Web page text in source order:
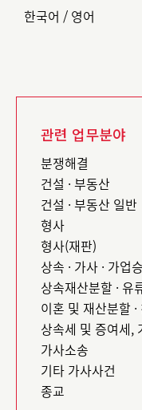
한국어 / 영어
관련 업무분야
분쟁해결
건설 · 부동산
건설 · 부동산 일반
형사
형사(재판)
상속 · 가사 · 가업
상속재산분할 · 유
이혼 및 재산분할
상속세 및 증여세,
가사소송
기타 가사사건
종교